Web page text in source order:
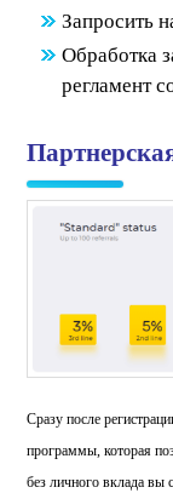
Запросить
Обработка
регламент
Сразу после
программы, которая
без личного вклада вы